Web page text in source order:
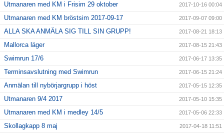
Utmanaren med KM i Frisim 29 oktober 2017-10-16 00:04
Utmanaren med KM bröstsim 2017-09-17 2017-09-07 09:00
ALLA SKA ANMÄLA SIG TILL SIN GRUPP! 2017-08-21 18:13
Mallorca läger 2017-08-15 21:43
Swimrun 17/6 2017-06-17 13:35
Terminsavslutning med Swimrun 2017-06-15 21:24
Anmälan till nybörjargrupp i höst 2017-05-15 12:35
Utmanaren 9/4 2017 2017-05-10 15:35
Utmanaren med KM i medley 14/5 2017-05-06 22:33
Skollagkapp 8 maj 2017-04-18 11:51